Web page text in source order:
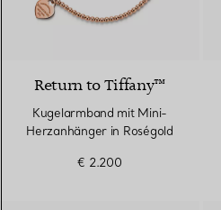
Return to Tiffany™
Kugelarmband mit Mini-
Herzanhänger in Roségold
€ 2.200